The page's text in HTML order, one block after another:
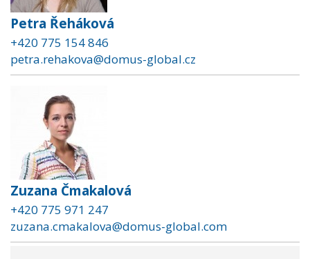
Petra Řeháková
+420 775 154 846
petra.rehakova@domus-global.cz
Zuzana Čmakalová
+420 775 971 247
zuzana.cmakalova@domus-global.com